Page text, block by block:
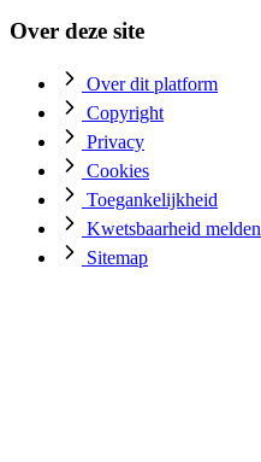
Over deze site
Over dit platform
Copyright
Privacy
Cookies
Toegankelijkheid
Kwetsbaarheid melden
Sitemap